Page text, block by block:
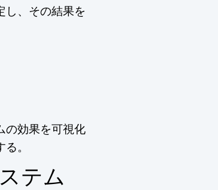
し、その結果を
の効果を可視化
。
テム